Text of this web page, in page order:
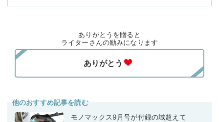
ありがとうを贈ると
ライターさんの励みになります
他のおすすめ記事を読む
モノマックス9月号が付録の域超えて